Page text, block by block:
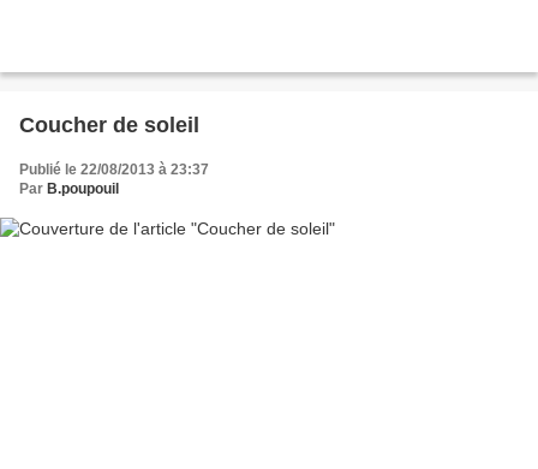
Coucher de soleil
Publié le 22/08/2013 à 23:37
Par B.poupouil